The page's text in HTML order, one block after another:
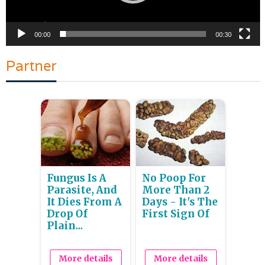
00:00 00:30
Partner
Fungus Is A
Parasite, And
It Dies From A
Drop Of
Plain...
More details
No Poop For
More Than 2
Days - It's The
First Sign Of
More details